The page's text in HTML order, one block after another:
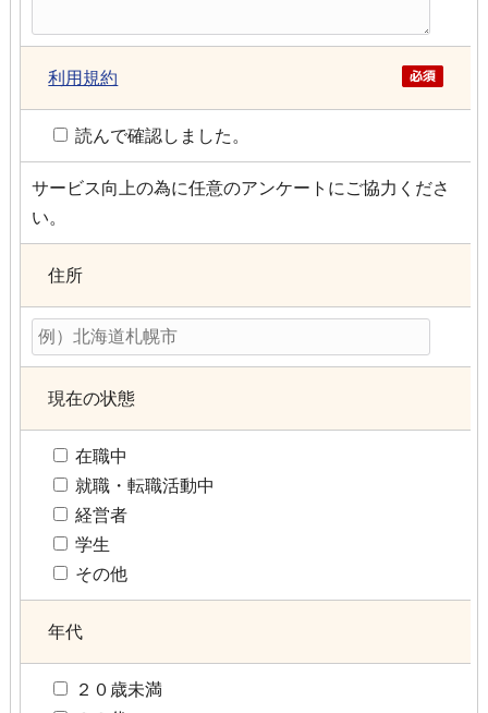
利用規約
読んで確認しました。
サービス向上の為に任意のアンケートにご協力くださ
い。
住所
現在の状態
在職中
就職・転職活動中
経営者
学生
その他
年代
２０歳未満